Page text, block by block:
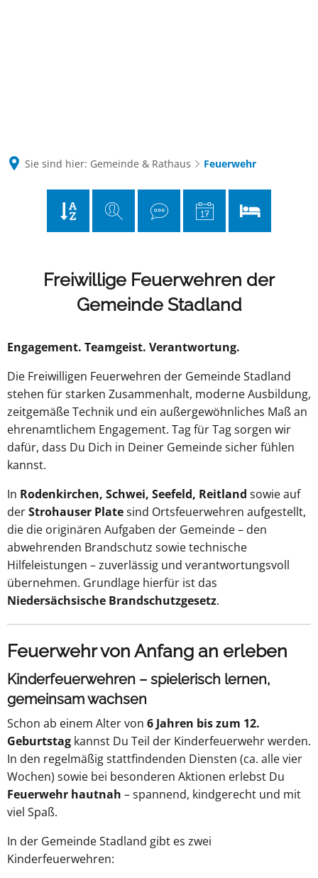
Sie sind hier: Gemeinde & Rathaus Feuerwehr
FeuerwehrFreiwillige Feuerwehren der
Gemeinde Stadland
Engagement. Teamgeist. Verantwortung.
Die Freiwilligen Feuerwehren der Gemeinde Stadland
stehen für starken Zusammenhalt, moderne Ausbildung,
zeitgemäße Technik und ein außergewöhnliches Maß an
ehrenamtlichem Engagement. Tag für Tag sorgen wir
dafür, dass Du Dich in Deiner Gemeinde sicher fühlen
kannst.
In Rodenkirchen, Schwei, Seefeld, Reitland sowie auf
derStrohauser Platesind Ortsfeuerwehren aufgestellt,
die die originären Aufgaben der Gemeinde – den
abwehrenden Brandschutz sowie technische
Hilfeleistungen – zuverlässig und verantwortungsvoll
übernehmen. Grundlage hierfür ist das
Niedersächsische Brandschutzgesetz.
Feuerwehr von Anfang an erleben
Kinderfeuerwehren – spielerisch lernen,
gemeinsam wachsen
Schon ab einem Alter von 6 Jahren bis zum 12.
Geburtstag kannst Du Teil der Kinderfeuerwehr werden.
In den regelmäßig stattfindenden Diensten (ca. alle vier
Wochen) sowie bei besonderen Aktionen erlebst Du
Feuerwehr hautnah – spannend, kindgerecht und mit
viel Spaß.
In der Gemeinde Stadland gibt es zwei
Kinderfeuerwehren: